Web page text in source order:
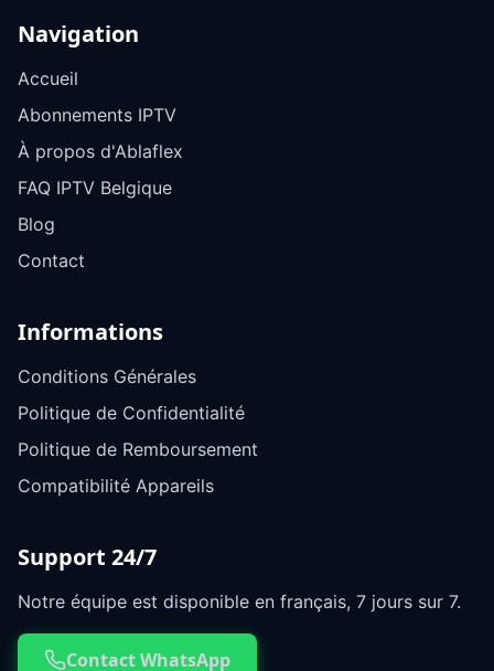
Navigation
Accueil
Abonnements IPTV
À propos d'Ablaflex
FAQ IPTV Belgique
Blog
Contact
Informations
Conditions Générales
Politique de Confidentialité
Politique de Remboursement
Compatibilité Appareils
Support 24/7
Notre équipe est disponible en français, 7 jours sur 7.
Contact WhatsApp